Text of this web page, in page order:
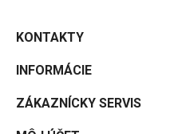
KONTAKTY
INFORMÁCIE
ZÁKAZNÍCKY SERVIS